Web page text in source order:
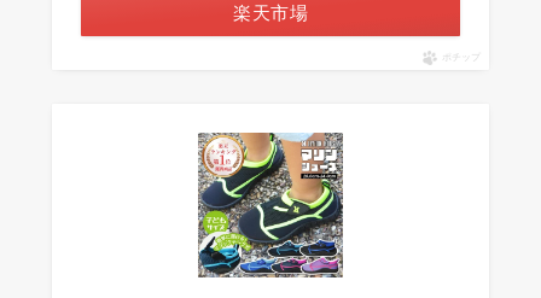
楽天市場
ポチップ